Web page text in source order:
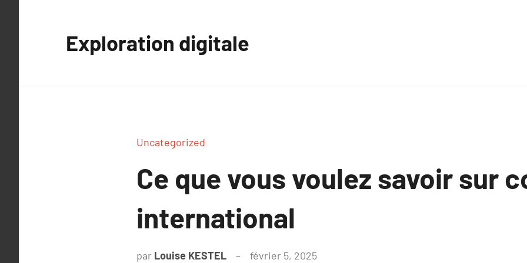
Exploration digitale
Uncategorized
Ce que vous voulez savoir sur
international
par Louise KESTEL février 5, 2025